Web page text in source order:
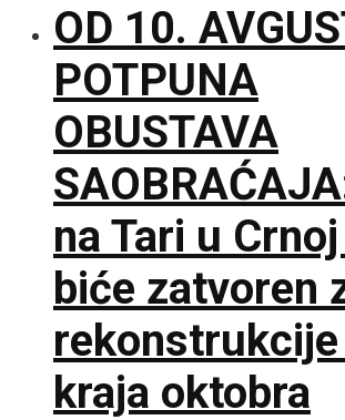
OD 10.
POTPUNA
OBUSTAVA
na Tari u
biće zatvoren
kraja oktobra